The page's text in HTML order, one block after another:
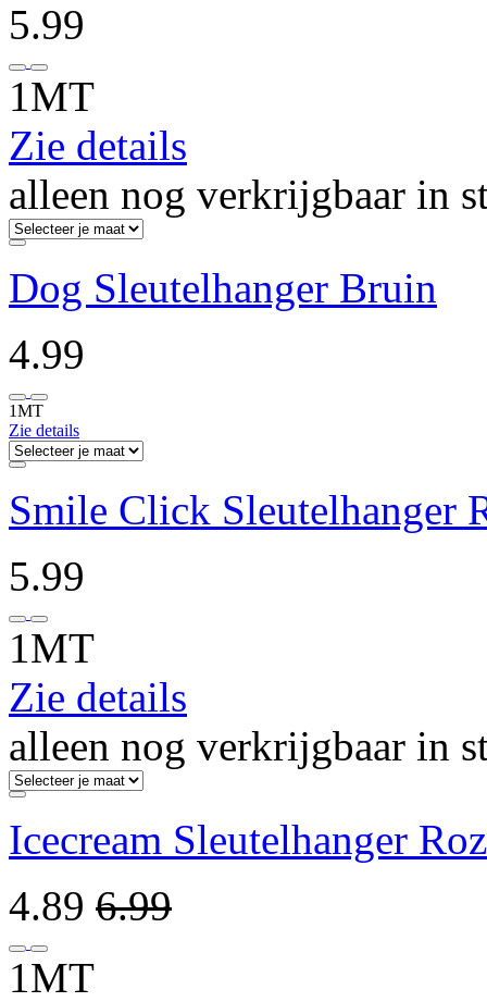
5.99
1MT
Zie details
alleen nog verkrijgbaar in
Dog Sleutelhanger Bruin
4.99
1MT
Zie details
Smile Click Sleutelhanger
5.99
1MT
Zie details
alleen nog verkrijgbaar in
Icecream Sleutelhanger
4.89 6.99
1MT